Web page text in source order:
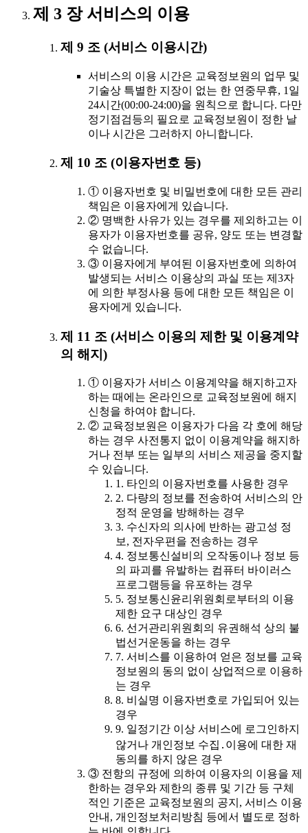
제 3 장 서비스의 이용
제 9 조 (서비스 이용시간)
서비스의 이용 시간은 교육정보원의 업무 및
기술상 특별한 지장이 없는 한 연중무휴, 1일
24시간(00:00-24:00)을 원칙으로 합니다. 다만
정기점검등의 필요로 교육정보원이 정한 날
이나 시간은 그러하지 아니합니다.
제 10 조 (이용자번호 등)
① 이용자번호 및 비밀번호에 대한 모든 관리
책임은 이용자에게 있습니다.
② 명백한 사유가 있는 경우를 제외하고는 이
용자가 이용자번호를 공유, 양도 또는 변경할
수 없습니다.
③ 이용자에게 부여된 이용자번호에 의하여
발생되는 서비스 이용상의 과실 또는 제3자
에 의한 부정사용 등에 대한 모든 책임은 이
용자에게 있습니다.
제 11 조 (서비스 이용의 제한 및 이용계약
의 해지)
① 이용자가 서비스 이용계약을 해지하고자
하는 때에는 온라인으로 교육정보원에 해지
신청을 하여야 합니다.
② 교육정보원은 이용자가 다음 각 호에 해당
하는 경우 사전통지 없이 이용계약을 해지하
거나 전부 또는 일부의 서비스 제공을 중지할
수 있습니다.
1. 타인의 이용자번호를 사용한 경우
2. 다량의 정보를 전송하여 서비스의 안
정적 운영을 방해하는 경우
3. 수신자의 의사에 반하는 광고성 정
보, 전자우편을 전송하는 경우
4. 정보통신설비의 오작동이나 정보 등
의 파괴를 유발하는 컴퓨터 바이러스
프로그램등을 유포하는 경우
5. 정보통신윤리위원회로부터의 이용
제한 요구 대상인 경우
6. 선거관리위원회의 유권해석 상의 불
법선거운동을 하는 경우
7. 서비스를 이용하여 얻은 정보를 교육
정보원의 동의 없이 상업적으로 이용하
는 경우
8. 비실명 이용자번호로 가입되어 있는
경우
9. 일정기간 이상 서비스에 로그인하지
않거나 개인정보 수집․이용에 대한 재
동의를 하지 않은 경우
③ 전항의 규정에 의하여 이용자의 이용을 제
한하는 경우와 제한의 종류 및 기간 등 구체
적인 기준은 교육정보원의 공지, 서비스 이용
안내, 개인정보처리방침 등에서 별도로 정하